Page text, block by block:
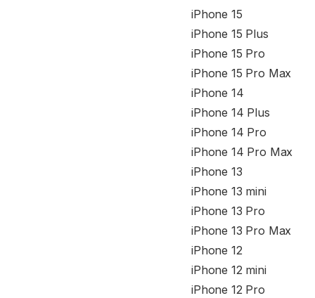
iPhone 15
iPhone 15 Plus
iPhone 15 Pro
iPhone 15 Pro Max
iPhone 14
iPhone 14 Plus
iPhone 14 Pro
iPhone 14 Pro Max
iPhone 13
iPhone 13 mini
iPhone 13 Pro
iPhone 13 Pro Max
iPhone 12
iPhone 12 mini
iPhone 12 Pro